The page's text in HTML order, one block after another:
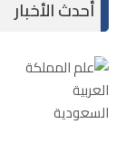
أحدث الأخبار